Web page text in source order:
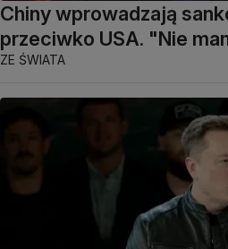
Chiny wprowadzają
przeciwko USA. "Nie
ZE ŚWIATA